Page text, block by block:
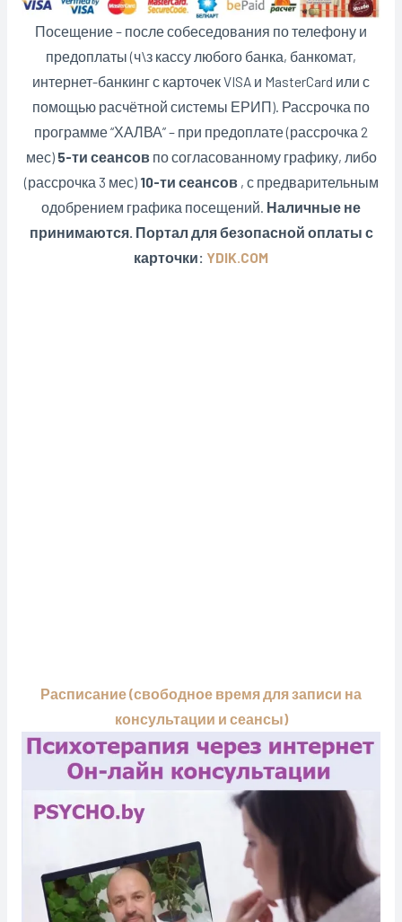
Посещение – после собеседования по телефону и
предоплаты (ч\з кассу любого банка, банкомат,
интернет-банкинг с карточек VISA и MasterCard или с
помощью расчётной системы ЕРИП). Рассрочка по
программе “ХАЛВА” – при предоплате (рассрочка 2
мес) 5-ти сеансовпо согласованному графику, либо
(рассрочка 3 мес) 10-ти сеансов, с предварительным
одобрением графика посещений. Наличные не
принимаются. Портал для безопасной оплаты с
карточки: YDIK.COM
Расписание (свободное время для записи на
консультации и сеансы)